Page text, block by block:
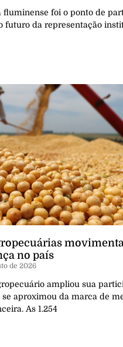
fluminense foi o ponto de
futuro da representação
no país
de 2026
ampliou sua
aproximou da marca de
As 1.254